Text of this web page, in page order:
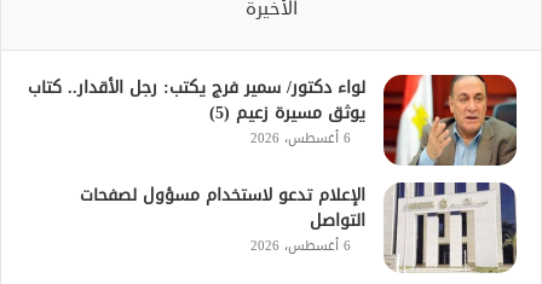
الأخيرة
لواء دكتور/ سمير فرج يكتب: رجل الأقدار.. كتاب
يوثق مسيرة زعيم (5)
6 أغسطس، 2026
الإعلام تدعو لاستخدام مسؤول لصفحات
التواصل
6 أغسطس، 2026